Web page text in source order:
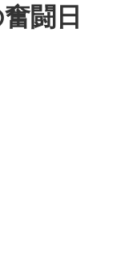
闘日